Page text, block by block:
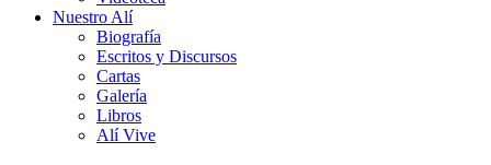
Nuestro Alí
Biografía
Escritos y Discursos
Cartas
Galería
Libros
Alí Vive